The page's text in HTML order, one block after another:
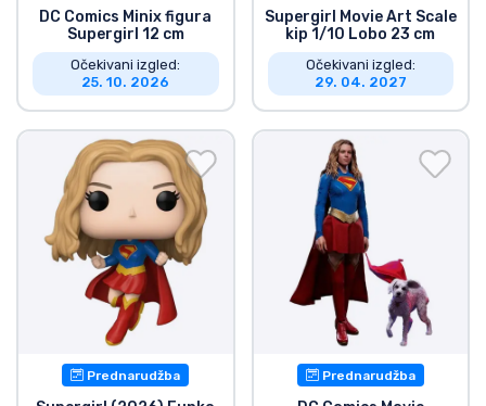
DC Comics Minix figura
Supergirl 12 cm
Očekivani izgled:
25. 10. 2026
Supergirl Movie Art Scale
kip 1/10 Lobo 23 cm
Očekivani izgled:
29. 04. 2027
Prednarudžba Prednarudžba